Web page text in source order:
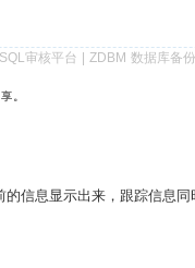
审核平台 |ZDBM 数据库备
。
的信息显示出来，跟踪信息同